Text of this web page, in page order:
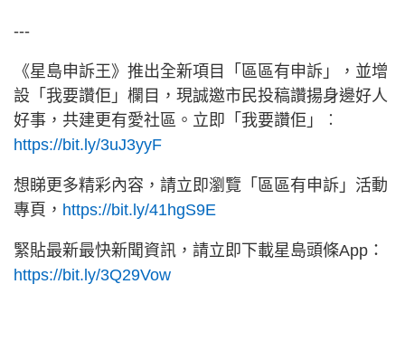
---
《星島申訴王》推出全新項目「區區有申訴」，並增
設「我要讚佢」欄目，現誠邀市民投稿讚揚身邊好人
好事，共建更有愛社區。立即「我要讚佢」︰
https://bit.ly/3uJ3yyF
想睇更多精彩內容，請立即瀏覽「區區有申訴」活動
專頁， https://bit.ly/41hgS9E
緊貼最新最快新聞資訊，請立即下載星島頭條App：
https://bit.ly/3Q29Vow